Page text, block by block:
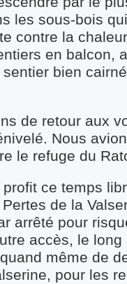
les sous-bois
contre la
en balcon,
bien
de retour aux
Nous
le refuge du
ce temps
de la
arrêté pour
accès, le
même de
pour les